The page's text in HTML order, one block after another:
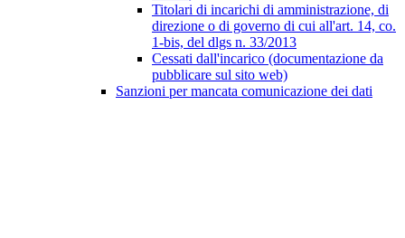
Titolari di incarichi di amministrazione, di
direzione o di governo di cui all'art. 14, co.
1-bis, del dlgs n. 33/2013
Cessati dall'incarico (documentazione da
pubblicare sul sito web)
Sanzioni per mancata comunicazione dei dati